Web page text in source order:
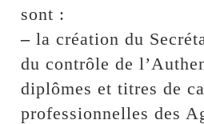
sont :
– la création du
du contrôle de
diplômes et titres de
professionnelles des